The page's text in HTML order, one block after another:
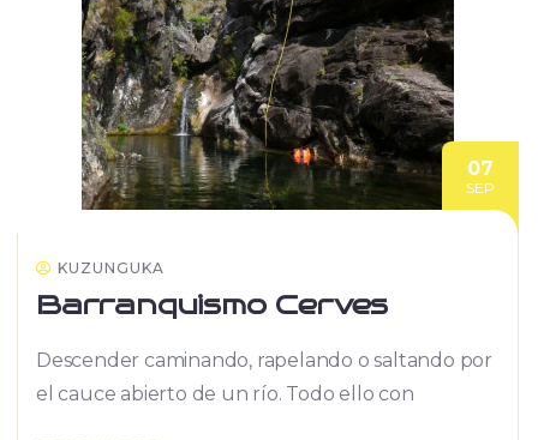
07
SEP
KUZUNGUKA
Barranquismo Cerves
Descender caminando, rapelando o saltando por
el cauce abierto de un río. Todo ello con